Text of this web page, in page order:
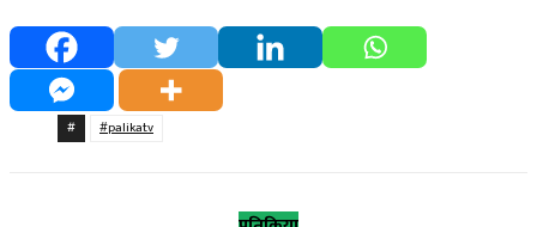
# #palikatv